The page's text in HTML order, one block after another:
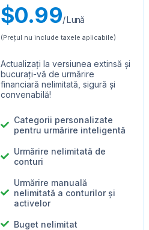
$0.99/ Lună
(Prețul nu include taxele aplicabile)
Actualizați la versiunea extinsă și
bucurați-vă de urmărire
financiară nelimitată, sigură și
convenabilă!
Categorii personalizate
pentru urmărire inteligentă
Urmărire nelimitată de
conturi
Urmărire manuală
nelimitată a conturilor și
activelor
Buget nelimitat